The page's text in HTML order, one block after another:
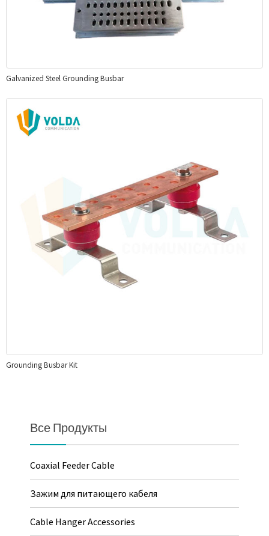
Galvanized Steel Grounding Busbar
Grounding Busbar Kit
Все Продукты
Coaxial Feeder Cable
Зажим для питающего кабеля
Cable Hanger Accessories